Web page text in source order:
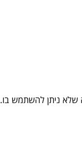
שלא ניתן להשתמש בו.